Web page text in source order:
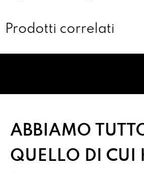
Prodotti correlati
ABBIAMO
QUELLO DI CUI